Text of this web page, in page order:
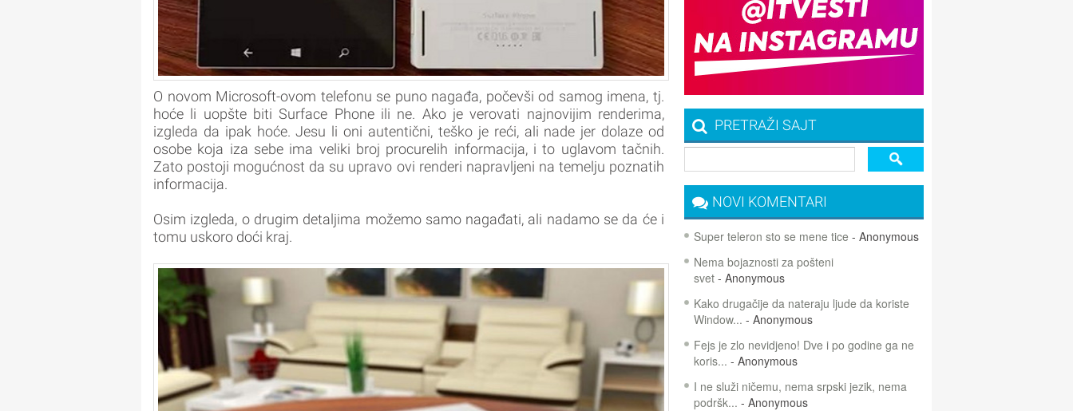
O novom Microsoft-ovom telefonu se puno nagađa, počevši od samog imena, tj.
hoće li uopšte biti Surface Phone ili ne. Ako je verovati najnovijim renderima,
izgleda da ipak hoće. Jesu li oni autentični, teško je reći, ali nade jer dolaze od
osobe koja iza sebe ima veliki broj procurelih informacija, i to uglavom tačnih.
Zato postoji mogućnost da su upravo ovi renderi napravljeni na temelju poznatih
informacija.
Osim izgleda, o drugim detaljima možemo samo nagađati, ali nadamo se da će i
tomu uskoro doći kraj.
PRETRAŽI SAJT
NOVI KOMENTARI
Super teleron sto se mene tice - Anonymous
Nema bojaznosti za pošteni
svet - Anonymous
Kako drugačije da nateraju ljude da koriste
Window... - Anonymous
Fejs je zlo nevidjeno! Dve i po godine ga ne
koris... - Anonymous
I ne služi ničemu, nema srpski jezik, nema
podršk... - Anonymous